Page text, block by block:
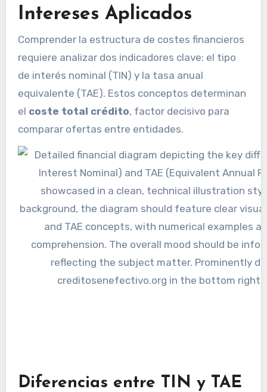
Intereses Aplicados
Comprender la estructura de costes financieros
requiere analizar dos indicadores clave: el tipo
de interés nominal (TIN) y la tasa anual
equivalente (TAE). Estos conceptos determinan
el coste total crédito, factor decisivo para
comparar ofertas entre entidades.
Diferencias entre TIN y TAE